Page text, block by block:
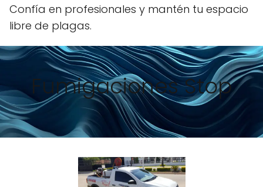
Confía en profesionales y mantén tu espacio
libre de plagas.
Fumigaciones Stop